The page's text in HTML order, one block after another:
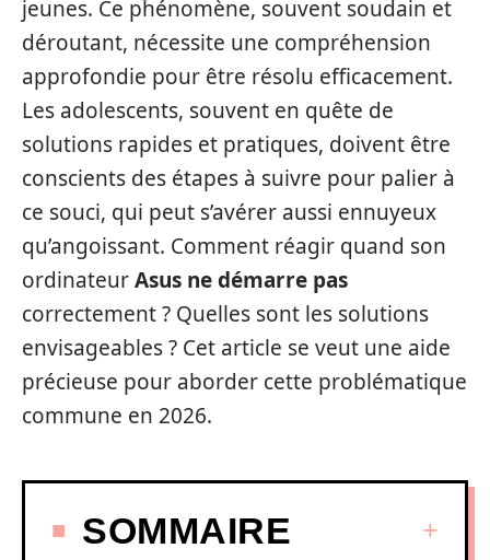
jeunes. Ce phénomène, souvent soudain et
déroutant, nécessite une compréhension
approfondie pour être résolu efficacement.
Les adolescents, souvent en quête de
solutions rapides et pratiques, doivent être
conscients des étapes à suivre pour palier à
ce souci, qui peut s’avérer aussi ennuyeux
qu’angoissant. Comment réagir quand son
ordinateurAsus ne démarre pas
correctement ? Quelles sont les solutions
envisageables ? Cet article se veut une aide
précieuse pour aborder cette problématique
commune en 2026.
SOMMAIRE